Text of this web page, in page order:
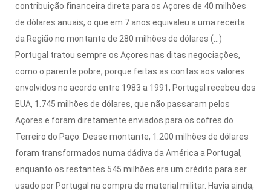
contribuição financeira direta para os Açores de 40 milhões
de dólares anuais, o que em 7 anos equivaleu a uma receita
da Região no montante de 280 milhões de dólares (...)
Portugal tratou sempre os Açores nas ditas negociações,
como o parente pobre, porque feitas as contas aos valores
envolvidos no acordo entre 1983 a 1991, Portugal recebeu dos
EUA, 1.745 milhões de dólares, que não passaram pelos
Açores e foram diretamente enviados para os cofres do
Terreiro do Paço. Desse montante, 1.200 milhões de dólares
foram transformados numa dádiva da América a Portugal,
enquanto os restantes 545 milhões era um crédito para ser
usado por Portugal na compra de material militar. Havia ainda,